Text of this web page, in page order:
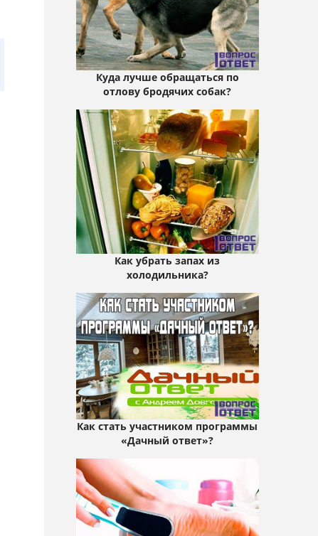
Куда лучше обращаться по
отлову бродячих собак?
Как убрать запах из
холодильника?
Как стать участником программы
«Дачный ответ»?